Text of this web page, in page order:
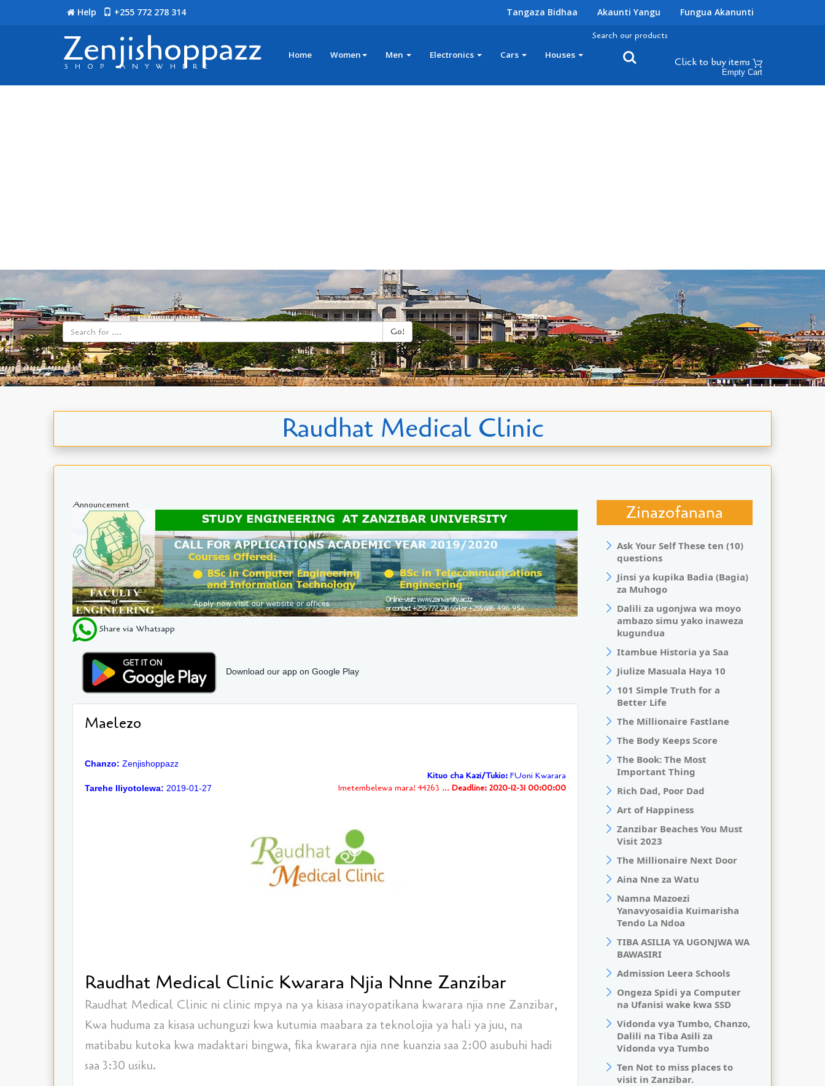
Help +255 772 278 314 Tangaza Bidhaa Akaunti Yangu Fungua Akanunti
Zenjishoppazz
SHOP ANYWHERE
Home Women Men Electronics Cars Houses
Search our products
Click to buyitems
Empty Cart
Go!
Raudhat Medical Clinic
Announcement
Share via Whatsapp
Download our app on Google Play
Maelezo
Chanzo: Zenjishoppazz
Tarehe Iliyotolewa: 2019-01-27
Kituo cha Kazi/Tukio:FUoni Kwarara
Imetembelewa mara! 44263 ... Deadline: 2020-12-31 00:00:00
Raudhat Medical Clinic Kwarara Njia Nnne Zanzibar
Raudhat Medical Clinic ni clinic mpya na ya kisasa inayopatikana kwarara njia nne Zanzibar,
Kwa huduma za kisasa uchunguzi kwa kutumia maabara za teknolojia ya hali ya juu, na
matibabu kutoka kwa madaktari bingwa, fika kwarara njia nne kuanzia saa 2:00 asubuhi hadi
saa 3:30 usiku.
Zinazofanana
Ask Your Self These ten (10)
questions
Jinsi ya kupika Badia (Bagia)
za Muhogo
Dalili za ugonjwa wa moyo
ambazo simu yako inaweza
kugundua
Itambue Historia ya Saa
Jiulize Masuala Haya 10
101 Simple Truth for a
Better Life
The Millionaire Fastlane
The Body Keeps Score
The Book: The Most
Important Thing
Rich Dad, Poor Dad
Art of Happiness
Zanzibar Beaches You Must
Visit 2023
The Millionaire Next Door
Aina Nne za Watu
Namna Mazoezi
Yanavyosaidia Kuimarisha
Tendo La Ndoa
TIBA ASILIA YA UGONJWA WA
BAWASIRI
Admission Leera Schools
Ongeza Spidi ya Computer
na Ufanisi wake kwa SSD
Vidonda vya Tumbo, Chanzo,
Dalili na Tiba Asili za
Vidonda vya Tumbo
Ten Not to miss places to
visit in Zanzibar.